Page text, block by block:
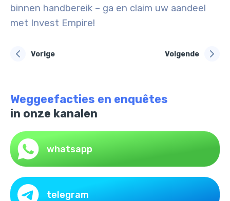
binnen handbereik – ga en claim uw aandeel
met Invest Empire!
Vorige Volgende
Weggeefacties en enquêtes
in onze kanalen
whatsapp
telegram